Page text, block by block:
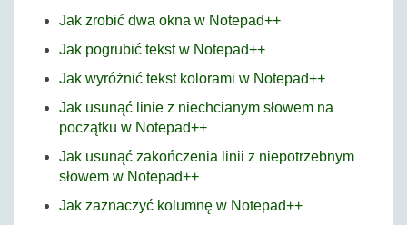
Jak zrobić dwa okna w Notepad++
Jak pogrubić tekst w Notepad++
Jak wyróżnić tekst kolorami w Notepad++
Jak usunąć linie z niechcianym słowem na
początku w Notepad++
Jak usunąć zakończenia linii z niepotrzebnym
słowem w Notepad++
Jak zaznaczyć kolumnę w Notepad++